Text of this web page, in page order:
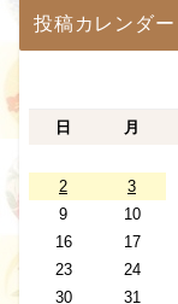
投稿カレンダー
日 月
2
3
9
10
16
17
23
24
30
31